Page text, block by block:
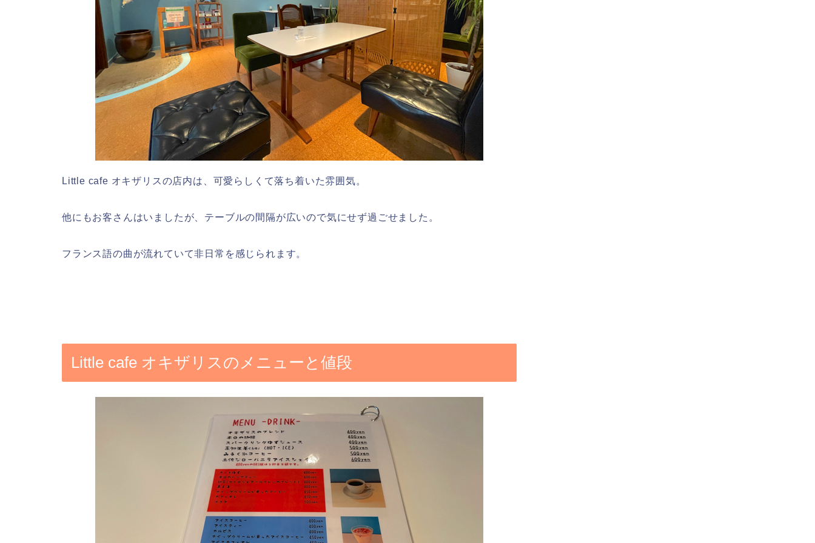
Little cafe オキザリスの店内は、可愛らしくて落ち着いた雰囲気。
他にもお客さんはいましたが、テーブルの間隔が広いので気にせず過ごせました。
フランス語の曲が流れていて非日常を感じられます。
Little cafe オキザリスのメニューと値段